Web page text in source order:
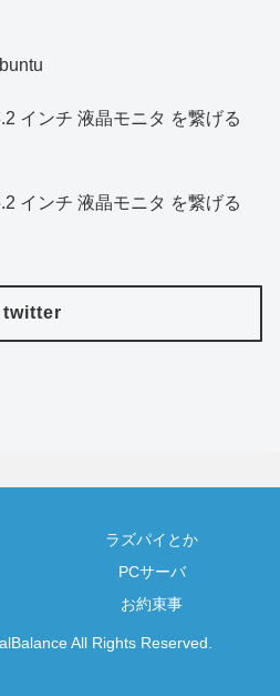
インチ 液晶モニタ を繋げる
インチ 液晶モニタ を繋げる
twitter
ラズパイとか
PCサーバ
お約束事
All Rights Reserved.